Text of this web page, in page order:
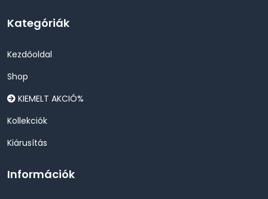
Kategóriák
Kezdőoldal
Shop
KIEMELT AKCIÓ%
Kollekciók
Kiárusítás
Információk